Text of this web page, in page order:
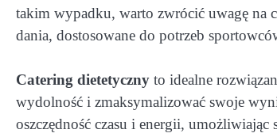
takim wypadku, warto zwrócić uwagę na
dania, dostosowane do potrzeb
Catering dietetyczny to idealne
wydolność i zmaksymalizować swoje
oszczędność czasu i energii,